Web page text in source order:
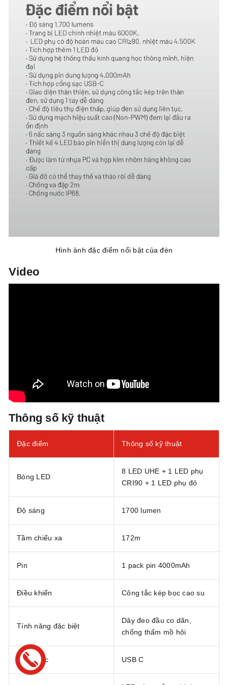
Hình ảnh đặc điểm nổi bật của đèn
Video
Thông số kỹ thuật
Đặc điểm Thông số kỹ thuật
Bóng LED
8 LED UHE + 1 LED phụ
CRI90 + 1 LED phụ đỏ
Độ sáng 1700 lumen
Tầm chiếu xa 172m
Pin 1 pack pin 4000mAh
Điều khiển Công tắc kép bọc cao su
Tính năng đặc biệt
Dây đeo đầu co dãn,
chống thấm mồ hôi
Cổng sạc USB C